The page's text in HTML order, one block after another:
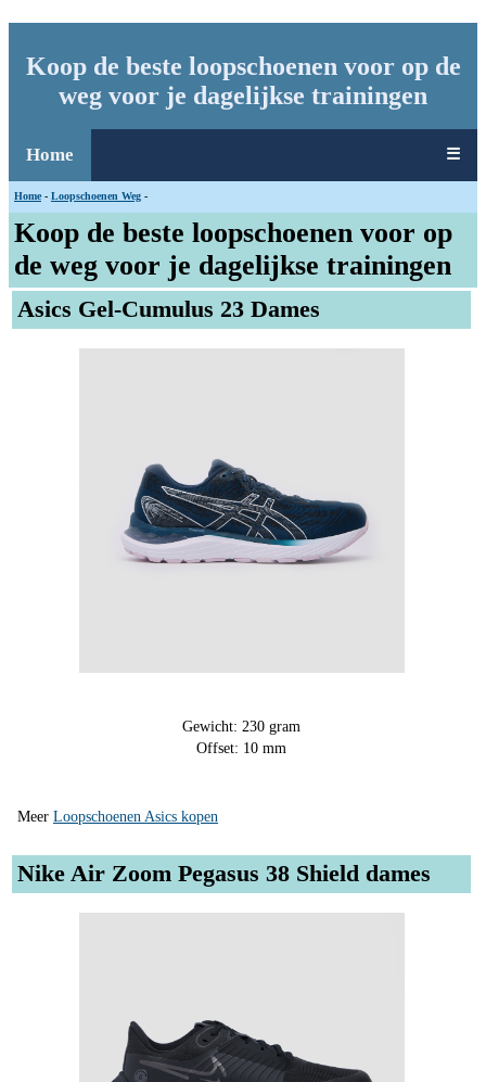
Koop de beste loopschoenen voor op de
weg voor je dagelijkse trainingen
Home ☰
Home - Loopschoenen Weg -
Koop de beste loopschoenen voor op
de weg voor je dagelijkse trainingen
Asics Gel-Cumulus 23 Dames
Gewicht: 230 gram
Offset: 10 mm
Meer Loopschoenen Asics kopen
Nike Air Zoom Pegasus 38 Shield dames